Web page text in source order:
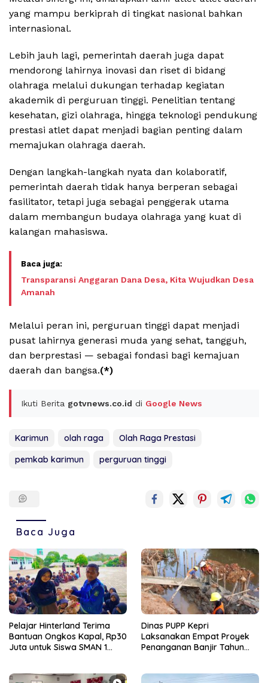
yang mampu berkiprah di tingkat nasional bahkan
internasional.
Lebih jauh lagi, pemerintah daerah juga dapat
mendorong lahirnya inovasi dan riset di bidang
olahraga melalui dukungan terhadap kegiatan
akademik di perguruan tinggi. Penelitian tentang
kesehatan, gizi olahraga, hingga teknologi pendukung
prestasi atlet dapat menjadi bagian penting dalam
memajukan olahraga daerah.
Dengan langkah-langkah nyata dan kolaboratif,
pemerintah daerah tidak hanya berperan sebagai
fasilitator, tetapi juga sebagai penggerak utama
dalam membangun budaya olahraga yang kuat di
kalangan mahasiswa.
Transparansi Anggaran Dana Desa, Kita Wujudkan Desa
Amanah
Melalui peran ini, perguruan tinggi dapat menjadi
pusat lahirnya generasi muda yang sehat, tangguh,
dan berprestasi — sebagai fondasi bagi kemajuan
daerah dan bangsa.(*)
Ikuti Berita gotvnews.co.id di Google News
Karimun olah raga
Olah Raga Prestasi
pemkab karimun
perguruan tinggi
Baca Juga
Pelajar Hinterland Terima
Bantuan Ongkos Kapal, Rp30
Juta untuk Siswa SMAN 1
Dinas PUPP Kepri
Laksanakan Empat Proyek
Penanganan Banjir Tahun